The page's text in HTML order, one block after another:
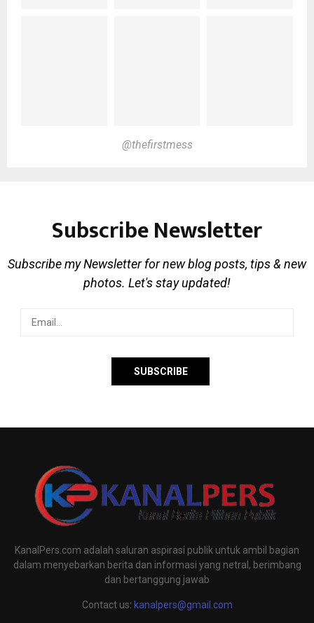
@thefirstmess
Subscribe Newsletter
Subscribe my Newsletter for new blog posts, tips & new
photos. Let's stay updated!
KanalPers.com adalah saluran aspirasi publik untuk ambil bagian
dalam menyebarkan berita dan informasi yang netral, berimbang
dan bertanggung jawab
Contact us: kanalpers@gmail.com